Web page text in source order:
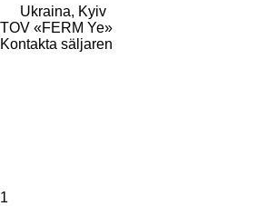
Ukraina, Kyiv
TOV «FERM Ye»
Kontakta säljaren
1